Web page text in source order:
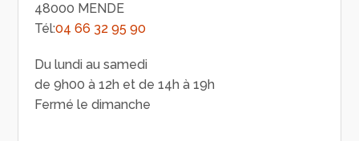
48000 MENDE
Tél:04 66 32 95 90
Du lundi au samedi
de 9h00 à 12h et de 14h à 19h
Fermé le dimanche